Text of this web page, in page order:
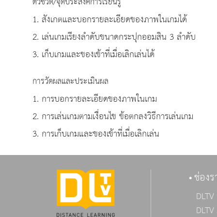
1. สังเกตและบอกรายละเอียดของภาพในเกมได้
2. เล่นเกมเรียงลำดับขนาดกระปุกออมสิน 3 ลำดับ
3. เก็บเกมและของเข้าที่เมื่อเลิกเล่นได้
การวัดผลและประเมินผล
1. การบอกรายละเอียดของภาพในเกม
2. การเล่นเกมตามเงื่อนไข ข้อตกลงวิธีการเล่นเกม
3. การเก็บเกมและของเข้าที่เมื่อเลิกเล่น
ช่อง